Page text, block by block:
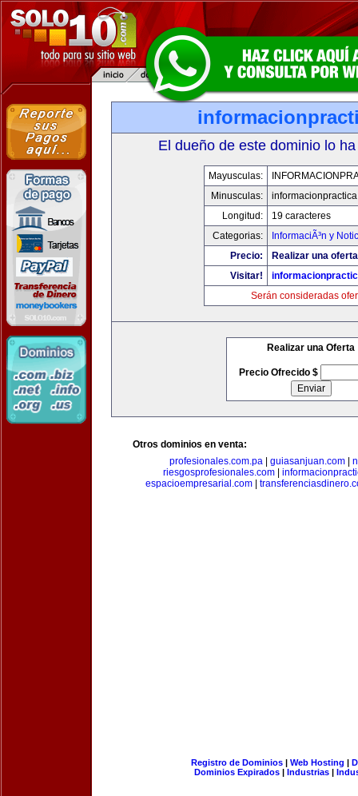
El dueño de este dominio lo
Mayusculas:
Minusculas:
Longitud:
19 caracteres
Categorias:
InformaciÃ³n y
Precio:
Realizar una
Visitar!
Serán consideradas
Realizar una Oferta
Precio Ofrecido $
Otros dominios en venta:
profesionales.com.pa
guiasanjuan.com
riesgosprofesionales.com
espacioempresarial.com
Registro de Dominios| Web Hosting |
Dominios Expirados | Industrias |